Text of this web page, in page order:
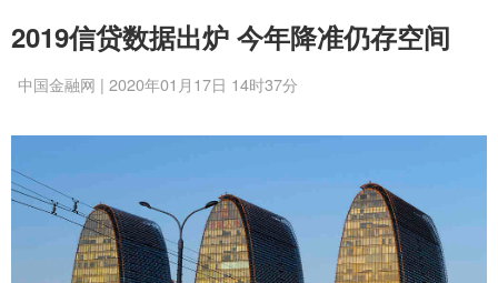
2019信贷数据出炉 今年降准仍存空间
中国金融网 | 2020年01月17日 14时37分